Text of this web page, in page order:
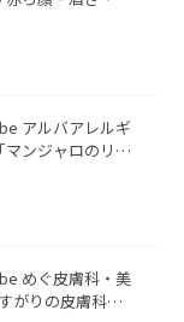
アルバアレルギ
ンジャロのリア
めぐ皮膚科・美
がりの皮膚科